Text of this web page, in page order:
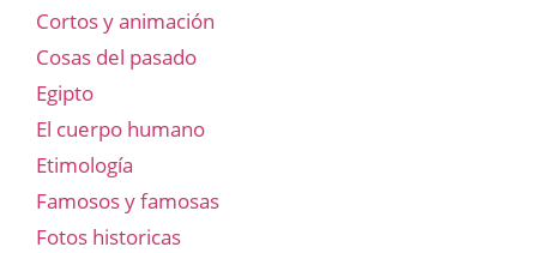
Cortos y animación
Cosas del pasado
Egipto
El cuerpo humano
Etimología
Famosos y famosas
Fotos historicas